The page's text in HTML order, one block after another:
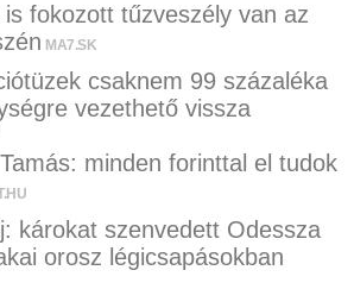
is fokozott tűzveszély van az
MA7.SK
csaknem 99 százaléka
vezethető vissza
minden forinttal el tudok
károkat szenvedett Odessza
orosz légicsapásokban